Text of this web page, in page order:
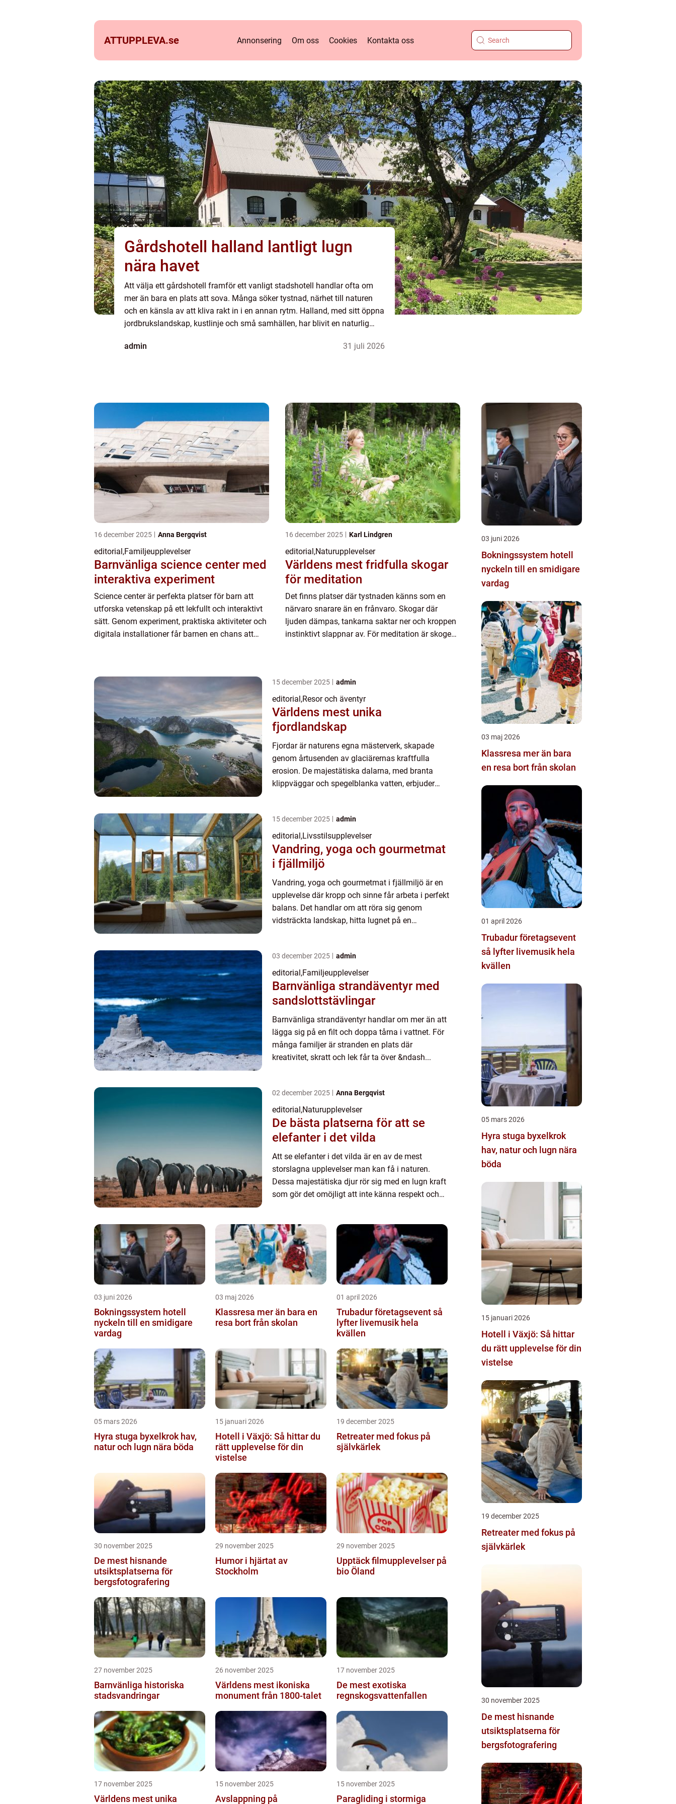
ATTUPPLEVA.se Annonsering Om oss Cookies Kontakta oss
Gårdshotell halland lantligt lugn
nära havet
Att välja ett gårdshotell framför ett vanligt stadshotell handlar ofta om
mer än bara en plats att sova. Många söker tystnad, närhet till naturen
och en känsla av att kliva rakt in i en annan rytm. Halland, med sitt öppna
jordbrukslandskap, kustlinje och små samhällen, har blivit en naturlig
admin
31 juli 2026
16 december 2025 Anna Bergqvist
editorial,Familjeupplevelser
Barnvänliga science center med
interaktiva experiment
Science center är perfekta platser för barn att
utforska vetenskap på ett lekfullt och interaktivt
sätt. Genom experiment, praktiska aktiviteter och
digitala installationer får barnen en chans att
16 december 2025 Karl Lindgren
editorial,Naturupplevelser
Världens mest fridfulla skogar
för meditation
Det finns platser där tystnaden känns som en
närvaro snarare än en frånvaro. Skogar där
ljuden dämpas, tankarna saktar ner och kroppen
instinktivt slappnar av. För meditation är skogen
15 december 2025 admin
editorial,Resor och äventyr
Världens mest unika
fjordlandskap
Fjordar är naturens egna mästerverk, skapade
genom årtusenden av glaciärernas kraftfulla
erosion. De majestätiska dalarna, med branta
klippväggar och spegelblanka vatten, erbjuder
15 december 2025 admin
editorial,Livsstilsupplevelser
Vandring, yoga och gourmetmat
i fjällmiljö
Vandring, yoga och gourmetmat i fjällmiljö är en
upplevelse där kropp och sinne får arbeta i perfekt
balans. Det handlar om att röra sig genom
vidsträckta landskap, hitta lugnet på en
03 december 2025 admin
editorial,Familjeupplevelser
Barnvänliga strandäventyr med
sandslottstävlingar
Barnvänliga strandäventyr handlar om mer än att
lägga sig på en filt och doppa tårna i vattnet. För
många familjer är stranden en plats där
kreativitet, skratt och lek får ta över &ndash...
02 december 2025 Anna Bergqvist
editorial,Naturupplevelser
De bästa platserna för att se
elefanter i det vilda
Att se elefanter i det vilda är en av de mest
storslagna upplevelser man kan få i naturen.
Dessa majestätiska djur rör sig med en lugn kraft
som gör det omöjligt att inte känna respekt och
03 juni 2026
Bokningssystem hotell
nyckeln till en smidigare
vardag
03 maj 2026
Klassresa mer än bara en
resa bort från skolan
01 april 2026
Trubadur företagsevent så
lyfter livemusik hela
kvällen
05 mars 2026
Hyra stuga byxelkrok hav,
natur och lugn nära böda
15 januari 2026
Hotell i Växjö: Så hittar du
rätt upplevelse för din
vistelse
19 december 2025
Retreater med fokus på
självkärlek
30 november 2025
De mest hisnande
utsiktsplatserna för
bergsfotografering
29 november 2025
Humor i hjärtat av
Stockholm
29 november 2025
Upptäck filmupplevelser på
bio Öland
27 november 2025
Barnvänliga historiska
stadsvandringar
26 november 2025
Världens mest ikoniska
monument från 1800-talet
17 november 2025
De mest exotiska
regnskogsvattenfallen
17 november 2025
Världens mest unika
15 november 2025
Avslappning på
15 november 2025
Paragliding i stormiga
03 juni 2026
Bokningssystem hotell
nyckeln till en smidigare
vardag
03 maj 2026
Klassresa mer än bara
en resa bort från skolan
01 april 2026
Trubadur företagsevent
så lyfter livemusik hela
kvällen
05 mars 2026
Hyra stuga byxelkrok
hav, natur och lugn nära
böda
15 januari 2026
Hotell i Växjö: Så hittar
du rätt upplevelse för din
vistelse
19 december 2025
Retreater med fokus på
självkärlek
30 november 2025
De mest hisnande
utsiktsplatserna för
bergsfotografering